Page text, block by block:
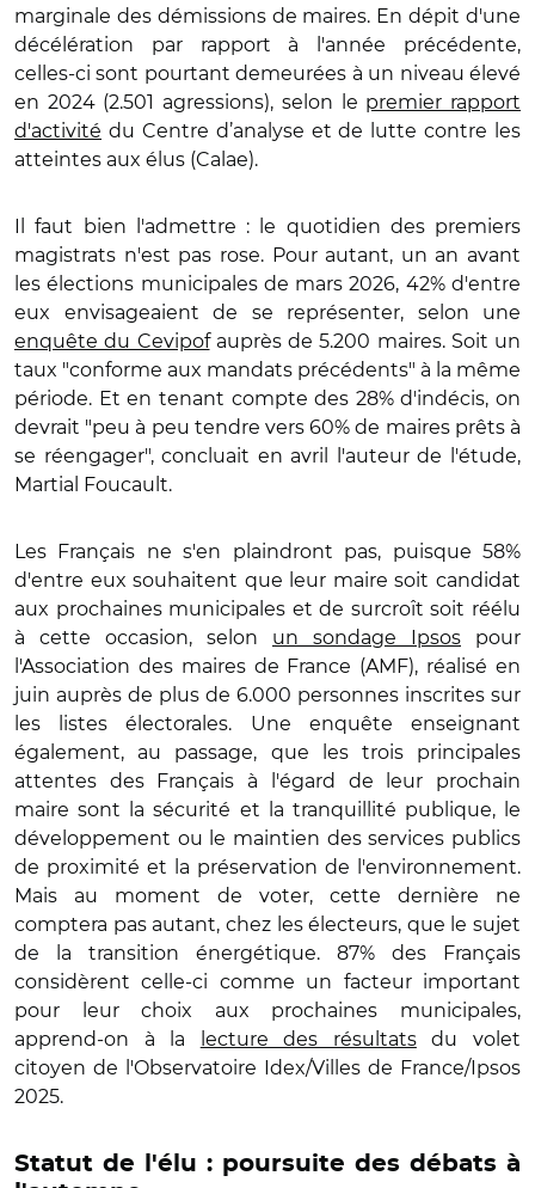
marginale des démissions de maires. En dépit d'une
décélération par rapport à l'année précédente,
celles-ci sont pourtant demeurées à un niveau élevé
en 2024 (2.501 agressions), selon le premier rapport
d'activité du Centre d’analyse et de lutte contre les
atteintes aux élus (Calae).
Il faut bien l'admettre : le quotidien des premiers
magistrats n'est pas rose. Pour autant, un an avant
les élections municipales de mars 2026, 42% d'entre
eux envisageaient de se représenter, selon une
enquête du Cevipofauprès de 5.200 maires. Soit un
taux "conforme aux mandats précédents" à la même
période. Et en tenant compte des 28% d'indécis, on
devrait "peu à peu tendre vers 60% de maires prêts à
se réengager", concluait en avril l'auteur de l'étude,
Martial Foucault.
Les Français ne s'en plaindront pas, puisque 58%
d'entre eux souhaitent que leur maire soit candidat
aux prochaines municipales et de surcroît soit réélu
à cette occasion, selon un sondage Ipsos pour
l'Association des maires de France (AMF), réalisé en
juin auprès de plus de 6.000 personnes inscrites sur
les listes électorales. Une enquête enseignant
également, au passage, que les trois principales
attentes des Français à l'égard de leur prochain
maire sont la sécurité et la tranquillité publique, le
développement ou le maintien des services publics
de proximité et la préservation de l'environnement.
Mais au moment de voter, cette dernière ne
comptera pas autant, chez les électeurs, que le sujet
de la transition énergétique. 87% des Français
considèrent celle-ci comme un facteur important
pour leur choix aux prochaines municipales,
apprend-on à la
lecture des résultatsdu volet
citoyen de l'Observatoire Idex/Villes de France/Ipsos
2025.
Statut de l'élu : poursuite des débats à